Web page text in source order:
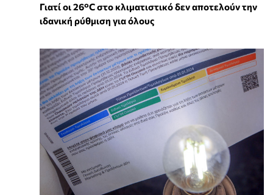
Γιατί οι 26°C στο κλιματιστικό δεν αποτελούν την
ιδανική ρύθμιση για όλους